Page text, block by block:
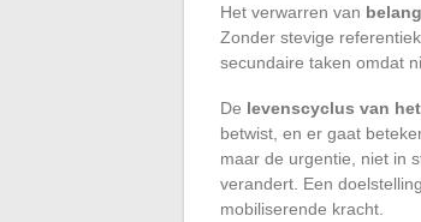
Het verwarren van
Zonder stevige
secundaire taken omdat
De levenscyclus van
betwist, en er gaat
maar de urgentie, niet in
verandert. Een
mobiliserende kracht.